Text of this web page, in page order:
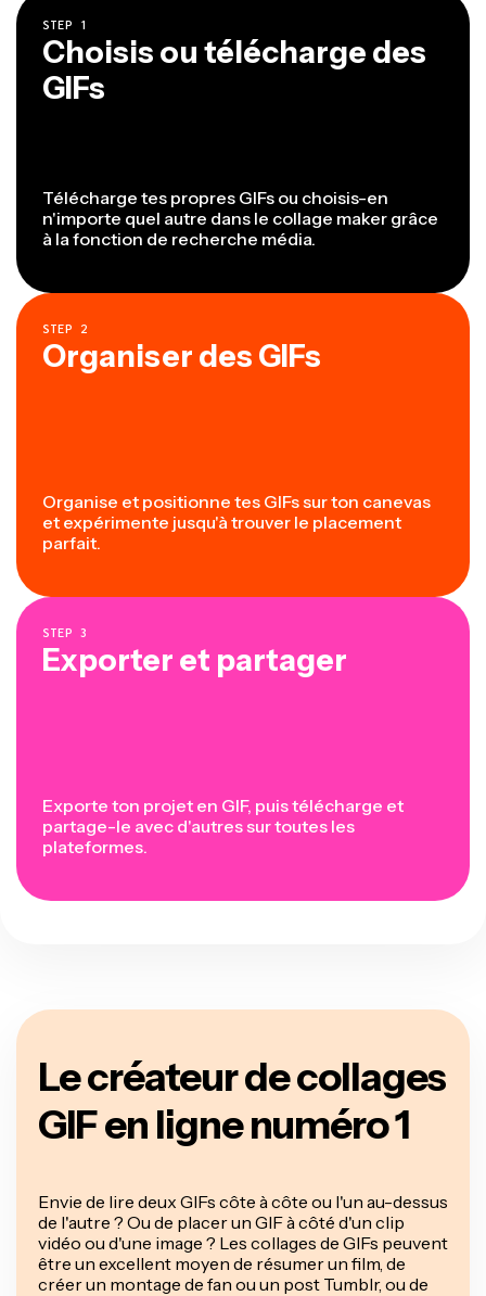
STEP 1
Choisis ou télécharge des
GIFs
Télécharge tes propres GIFs ou choisis-en
n'importe quel autre dans le collage maker grâce
à la fonction de recherche média.
STEP 2
Organiser des GIFs
Organise et positionne tes GIFs sur ton canevas
et expérimente jusqu'à trouver le placement
parfait.
STEP 3
Exporter et partager
Exporte ton projet en GIF, puis télécharge et
partage-le avec d'autres sur toutes les
plateformes.
Le créateur de collages
GIF en ligne numéro 1
Envie de lire deux GIFs côte à côte ou l'un au-dessus
de l'autre ? Ou de placer un GIF à côté d'un clip
vidéo ou d'une image ? Les collages de GIFs peuvent
être un excellent moyen de résumer un film, de
créer un montage de fan ou un post Tumblr, ou de